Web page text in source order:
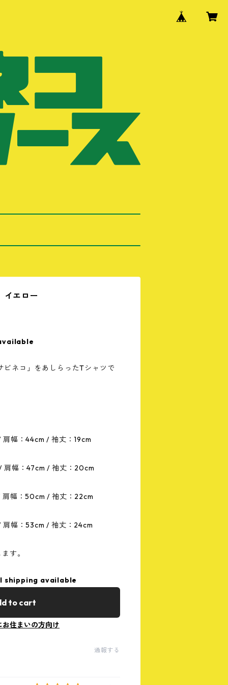
イエロー
ビネコ」をあしらったTシャツで
幅：44cm / 袖丈：19cm
幅：47cm / 袖丈：20cm
幅：50cm / 袖丈：22cm
幅：53cm / 袖丈：24cm
す。
shipping available
to cart
お住まいの方向け
通報する